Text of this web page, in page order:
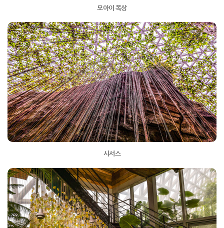
모아이 목상
시서스